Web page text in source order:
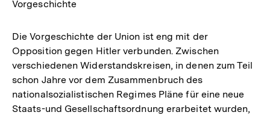
Vorgeschichte
Die Vorgeschichte der Union ist eng mit der
Opposition gegen Hitler verbunden. Zwischen
verschiedenen Widerstandskreisen, in denen zum Teil
schon Jahre vor dem Zusammenbruch des
nationalsozialistischen Regimes Pläne für eine neue
Staats-und Gesellschaftsordnung erarbeitet wurden,